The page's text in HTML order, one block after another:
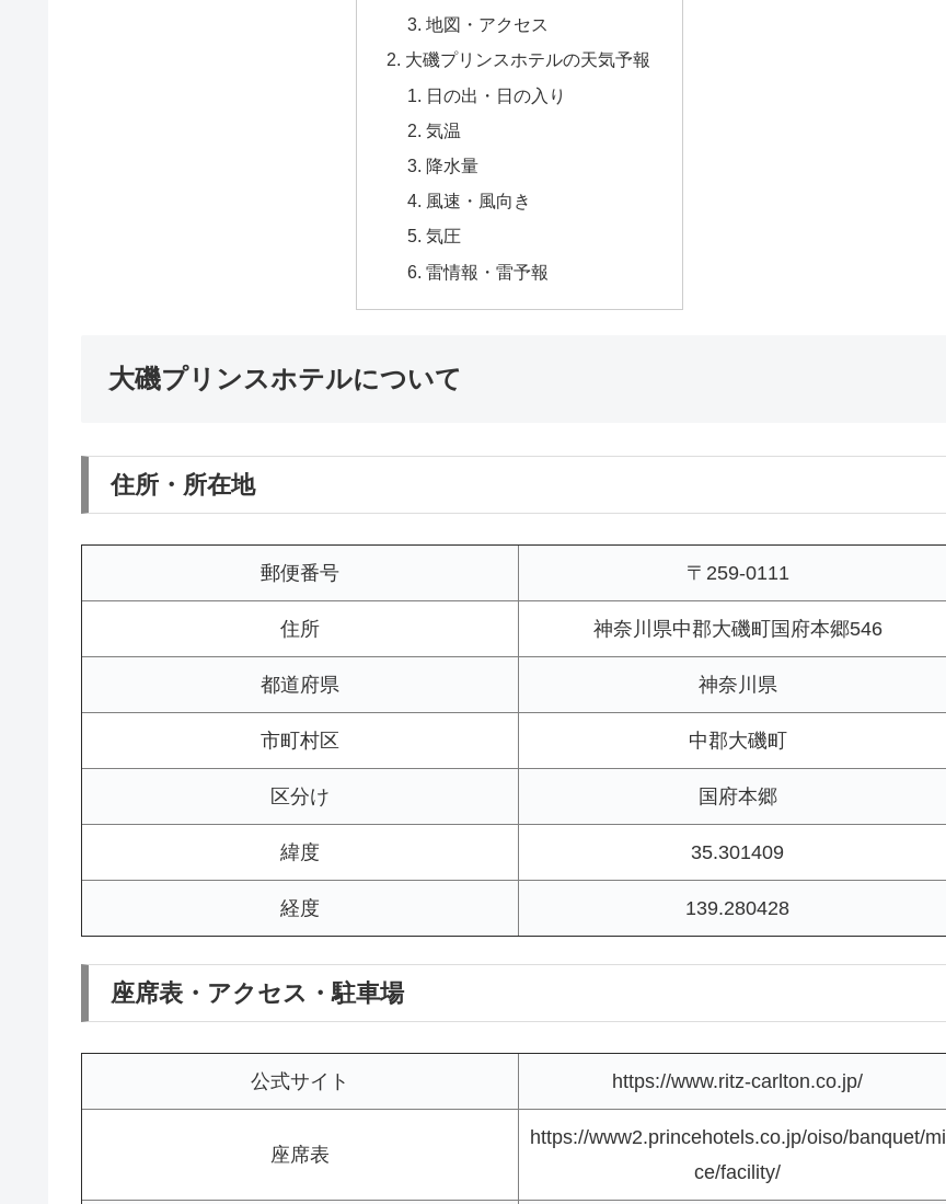
地図・アクセス
大磯プリンスホテルの天気予報
日の出・日の入り
気温
降水量
風速・風向き
気圧
雷情報・雷予報
大磯プリンスホテルについて
住所・所在地
郵便番号 〒259-0111
住所 神奈川県中郡大磯町国府本郷546
都道府県 神奈川県
市町村区 中郡大磯町
区分け 国府本郷
緯度 35.301409
経度 139.280428
座席表・アクセス・駐車場
公式サイト https://www.ritz-carlton.co.jp/
座席表
https://www2.princehotels.co.jp/oiso/banquet/mi
ce/facility/